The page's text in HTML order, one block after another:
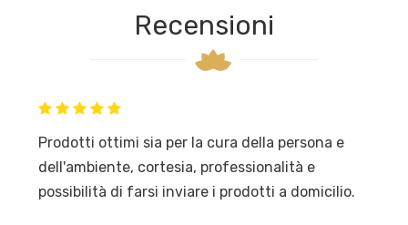
Recensioni
Prodotti ottimi sia per la cura della persona e
dell'ambiente, cortesia, professionalità e
possibilità di farsi inviare i prodotti a domicilio.